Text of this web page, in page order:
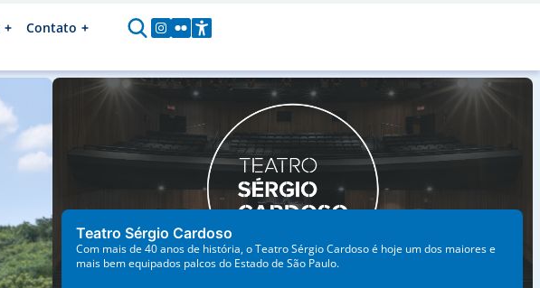
Contato
Teatro Sérgio Cardoso
Com mais de 40 anos de história, o
Teatro Sérgio Cardoso é hoje um dos
maiores e mais bem equipados palcos
do Estado de São Paulo.
Teatro Sérgio Cardoso
Com mais de 40 anos de história, o Teatro Sérgio Cardoso é hoje um dos maiores e
mais bem equipados palcos do Estado de São Paulo.